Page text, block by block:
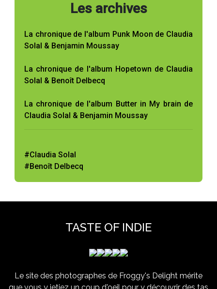
Les archives
La chronique de l'album Punk Moon de Claudia
Solal & Benjamin Moussay
La chronique de l'album Hopetown de Claudia
Solal & Benoît Delbecq
La chronique de l'album Butter in My brain de
Claudia Solal & Benjamin Moussay
#Claudia Solal
#Benoît Delbecq
TASTE OF INDIE
Le site des photographes de Froggy's Delight mérite